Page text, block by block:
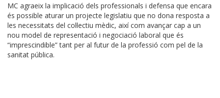
MC agraeix la implicació dels professionals i defensa que encara
és possible aturar un projecte legislatiu que no dona resposta a
les necessitats del col·lectiu mèdic, així com avançar cap a un
nou model de representació i negociació laboral que és
“imprescindible” tant per al futur de la professió com pel de la
sanitat pública.